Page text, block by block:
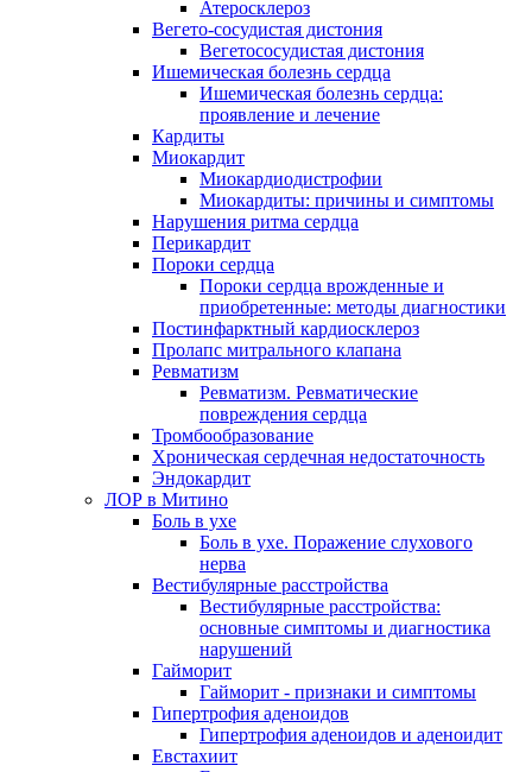
Атеросклероз
Вегето-сосудистая дистония
Вегетососудистая дистония
Ишемическая болезнь сердца
Ишемическая болезнь сердца:
проявление и лечение
Кардиты
Миокардит
Миокардиодистрофии
Миокардиты: причины и симптомы
Нарушения ритма сердца
Перикардит
Пороки сердца
Пороки сердца врожденные и
приобретенные: методы диагностики
Постинфарктный кардиосклероз
Пролапс митрального клапана
Ревматизм
Ревматизм. Ревматические
повреждения сердца
Тромбообразование
Хроническая сердечная недостаточность
Эндокардит
ЛОР в Митино
Боль в ухе
Боль в ухе. Поражение слухового
нерва
Вестибулярные расстройства
Вестибулярные расстройства:
основные симптомы и диагностика
нарушений
Гайморит
Гайморит - признаки и симптомы
Гипертрофия аденоидов
Гипертрофия аденоидов и аденоидит
Евстахиит